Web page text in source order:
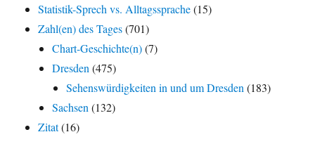
Statistik-Sprech vs. Alltagssprache(15)
Zahl(en) des Tages(701)
Chart-Geschichte(n)(7)
Dresden (475)
Sehenswürdigkeiten in und um Dresden (183)
Sachsen (132)
Zitat(16)